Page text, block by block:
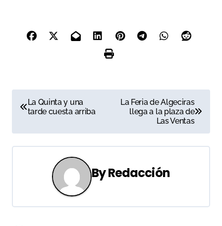
N
v
a
La Quinta y una
tarde cuesta arriba
La Feria de Algeciras
llega a la plaza de
Las Ventas
ByRedacción